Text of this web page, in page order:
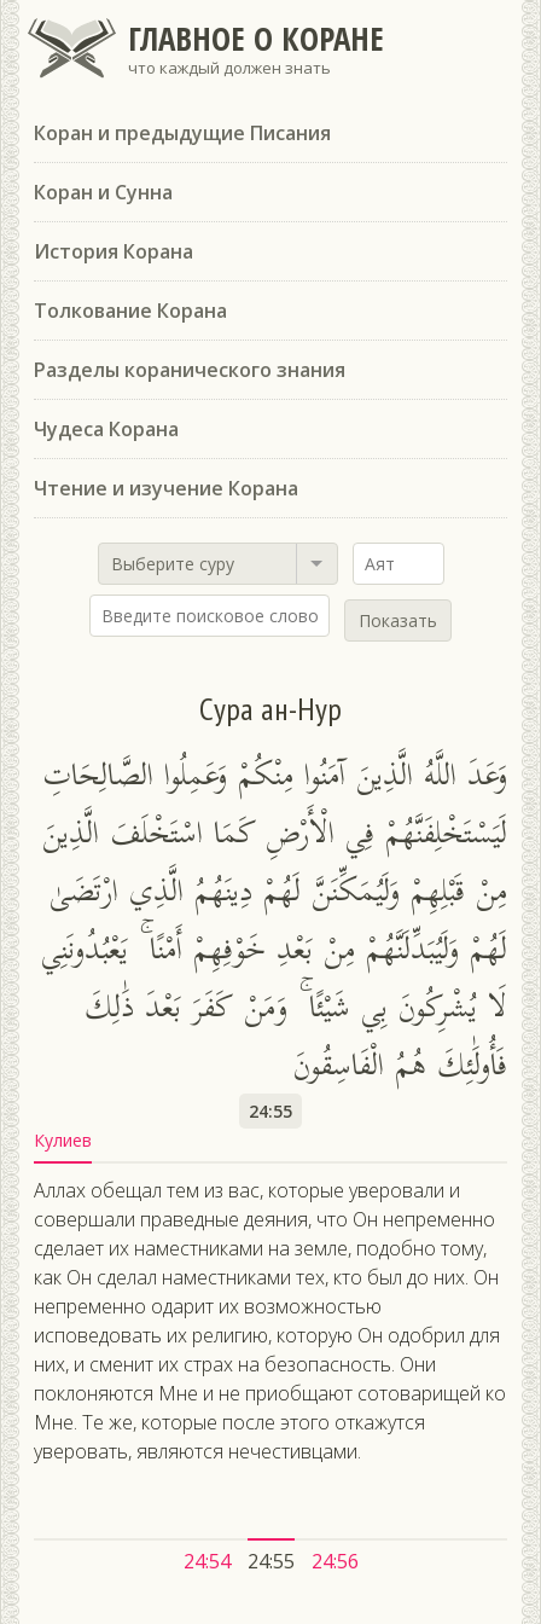
ГЛАВНОЕ О КОРАНЕ
что каждый должен знать
Коран и предыдущие Писания
Коран и Сунна
История Корана
Толкование Корана
Разделы коранического знания
Чудеса Корана
Чтение и изучение Корана
Выберите суру
Показать
Сура ан-Нур
وَعَدَ اللَّهُ الَّذِينَ آمَنُوا مِنْكُمْ وَعَمِلُوا الصَّالِحَاتِ
لَيَسْتَخْلِفَنَّهُمْ فِي الْأَرْضِ كَمَا اسْتَخْلَفَ الَّذِينَ
مِنْ قَبْلِهِمْ وَلَيُمَكِّنَنَّ لَهُمْ دِينَهُمُ الَّذِي ارْتَضَىٰ
لَهُمْ وَلَيُبَدِّلَنَّهُمْ مِنْ بَعْدِ خَوْفِهِمْ أَمْنًا ۚ يَعْبُدُونَنِي
لَا يُشْرِكُونَ بِي شَيْئًا ۚ وَمَنْ كَفَرَ بَعْدَ ذَٰلِكَ
فَأُولَٰئِكَ هُمُ الْفَاسِقُونَ
24:55
Кулиев
Аллах обещал тем из вас, которые уверовали и
совершали праведные деяния, что Он непременно
сделает их наместниками на земле, подобно тому,
как Он сделал наместниками тех, кто был до них. Он
непременно одарит их возможностью
исповедовать их религию, которую Он одобрил для
них, и сменит их страх на безопасность. Они
поклоняются Мне и не приобщают сотоварищей ко
Мне. Те же, которые после этого откажутся
уверовать, являются нечестивцами.
24:54 24:55 24:56